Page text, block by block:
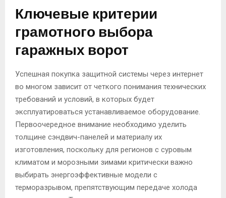
Ключевые критерии
грамотного выбора
гаражных ворот
Успешная покупка защитной системы через интернет
во многом зависит от четкого понимания технических
требований и условий, в которых будет
эксплуатироваться устанавливаемое оборудование.
Первоочередное внимание необходимо уделить
толщине сэндвич-панелей и материалу их
изготовления, поскольку для регионов с суровым
климатом и морозными зимами критически важно
выбирать энергоэффективные модели с
терморазрывом, препятствующим передаче холода